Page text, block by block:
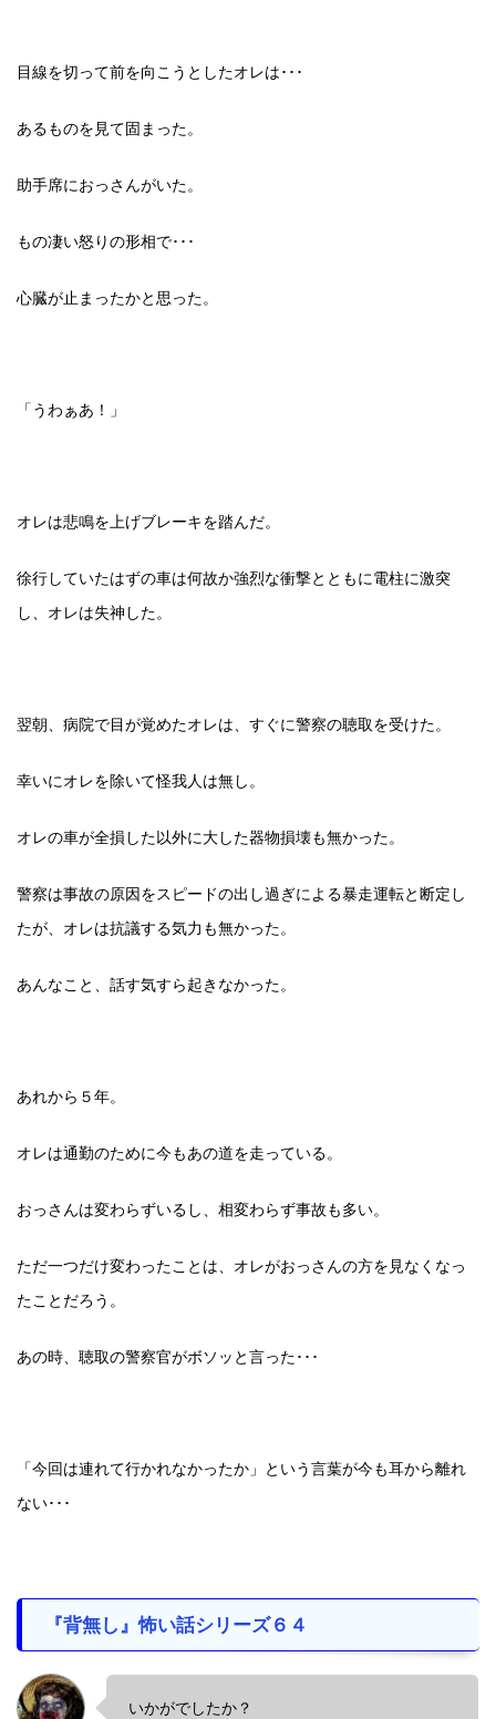
目線を切って前を向こうとしたオレは･･･
あるものを見て固まった。
助手席におっさんがいた。
もの凄い怒りの形相で･･･
心臓が止まったかと思った。
「うわぁあ！」
オレは悲鳴を上げブレーキを踏んだ。
徐行していたはずの車は何故か強烈な衝撃とともに電柱に激突
し、オレは失神した。
翌朝、病院で目が覚めたオレは、すぐに警察の聴取を受けた。
幸いにオレを除いて怪我人は無し。
オレの車が全損した以外に大した器物損壊も無かった。
警察は事故の原因をスピードの出し過ぎによる暴走運転と断定し
たが、オレは抗議する気力も無かった。
あんなこと、話す気すら起きなかった。
あれから５年。
オレは通勤のために今もあの道を走っている。
おっさんは変わらずいるし、相変わらず事故も多い。
ただ一つだけ変わったことは、オレがおっさんの方を見なくなっ
たことだろう。
あの時、聴取の警察官がボソッと言った･･･
「今回は連れて行かれなかったか」という言葉が今も耳から離れ
ない･･･
『背無し』怖い話シリーズ６４
いかがでしたか？